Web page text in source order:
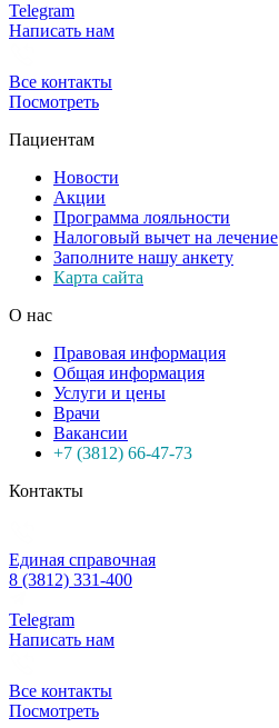
Telegram
Написать нам
Все контакты
Посмотреть
Пациентам
Новости
Акции
Программа лояльности
Налоговый вычет на лечение
Заполните нашу анкету
Карта сайта
О нас
Правовая информация
Общая информация
Услуги и цены
Врачи
Вакансии
+7 (3812) 66-47-73
Контакты
Единая справочная
8 (3812) 331-400
Telegram
Написать нам
Все контакты
Посмотреть